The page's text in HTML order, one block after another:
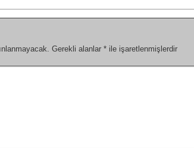
Gerekli alanlar * ile işaretlenmişlerdir